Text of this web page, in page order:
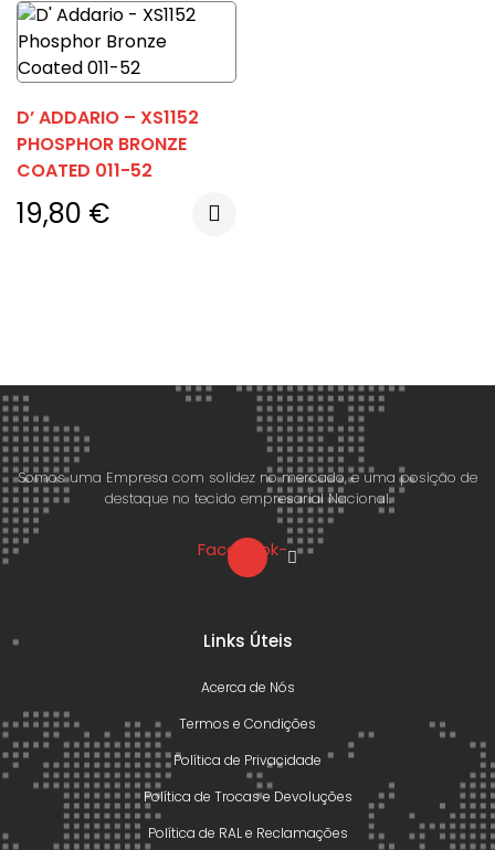
D’ ADDARIO – XS1152
PHOSPHOR BRONZE
COATED 011-52
19,80 €
Somos uma Empresa com solidez no mercado, e uma posição de
destaque no tecido empresarial Nacional.
Facebook-
Links Úteis
Acerca de Nós
Termos e Condições
Política de Privacidade
Política de Trocas e Devoluções
Política de RAL e Reclamações